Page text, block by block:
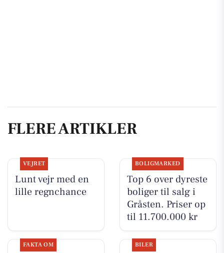
FLERE ARTIKLER
VEJRET
Lunt vejr med en
lille regnchance
BOLIGMARKED
Top 6 over dyreste
boliger til salg i
Gråsten. Priser op
til 11.700.000 kr
FAKTA OM BILER